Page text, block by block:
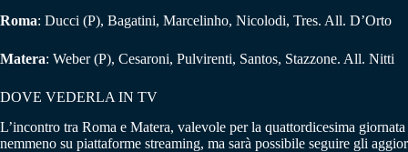
Roma: Ducci (P), Bagatini, Marcelinho, Nicolodi, Tres. All. D’Orto
Matera: Weber (P), Cesaroni, Pulvirenti, Santos, Stazzone. All. Nitti
DOVE VEDERLA IN TV
L’incontro tra Roma e Matera, valevole per la quattordicesima giornata
nemmeno su piattaforme streaming, ma sarà possibile seguire gli